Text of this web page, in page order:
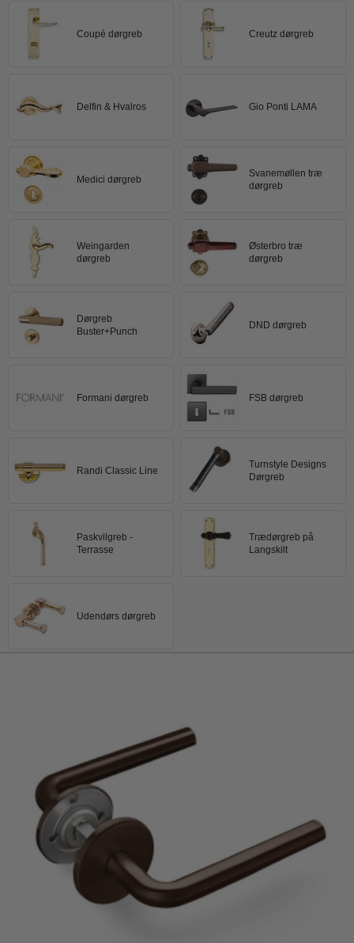
Trædørgreb på Langskilt
Udendørs dørgreb
Coupé dørgreb Creutz dørgreb
Delfin & Hvalros Gio Ponti LAMA
Medici dørgreb
Svanemøllen træ
dørgreb
Weingarden
dørgreb
Østerbro træ
dørgreb
Dørgreb
Buster+Punch
DND dørgreb
Formani dørgreb FSB dørgreb
Randi Classic Line
Turnstyle Designs
Dørgreb
Paskvilgreb -
Terrasse
Trædørgreb på
Langskilt
Udendørs dørgreb